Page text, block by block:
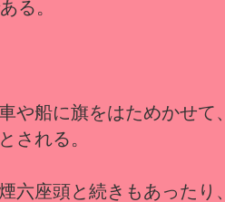
る。
や船に旗をはためかせて、
される。
六座頭と続きもあったり、